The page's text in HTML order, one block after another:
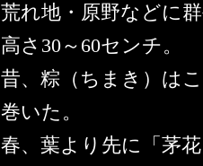
荒れ地・原野などに群
高さ30～60センチ。
昔、粽（ちまき）は
巻いた。
春、葉より先に「茅